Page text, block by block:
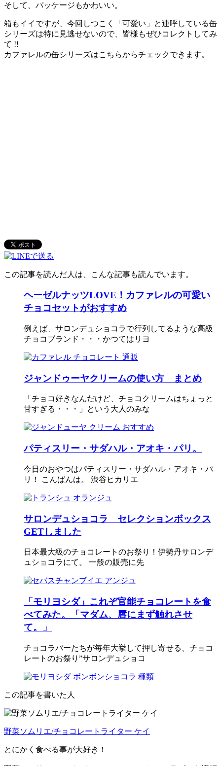
そして、パッケージもかわいい。
箱もイイですが、今回しつこく「可愛い」と連呼している缶
シリーズは特に見逃せないので、皆様もぜひコレクトしてみ
て !!
カファレルの缶シリーズはこちらからチェックできます。
この記事を読んだ人は、こんな記事も読んでいます。
ヘーゼルナッツLOVE！カファレルの可愛い
チョコセットがおすすめ
例えば、サロンデュショコラで行列してるような高級
チョコブランド・・・かつてはリヨ
ジャンドゥーヤクリームの使い方 まとめ
「チョコ好きなんだけど、チョコクリームはちょっと
甘すぎる・・・」という大人のみな
パティスリー・サダハル・アオキ・パリ。
今日のおやつはパティスリー・サダハル・アオキ・パ
リ！ こんばんは。 渋谷ヒカリエ
サロンデュショコラ セレクションボックス
GETしました
日本最大級のチョコレートのお祭り！伊勢丹サロンデ
ュショコラにて。 一般の販売に先
「モリヨシダ」これぞ官能チョコレートを食
べてみた。「マダム、唇にまず触れさせ
て。」
チョコラバーたちが毎年大挙して押し寄せる、チョコ
レートのお祭り”サロンデュショコ
この記事を書いた人
野菜ソムリエ/チョコレートライター ケイ
とにかく食べる事が大好き！